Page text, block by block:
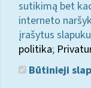
sutikimą bet
interneto
įrašytus
politika;
Būtinieji